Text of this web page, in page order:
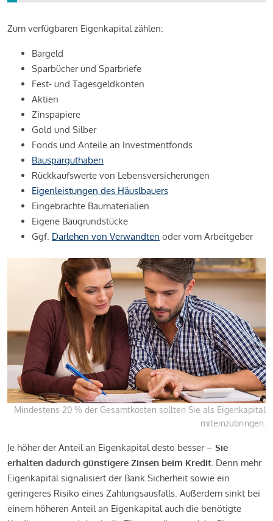
Zum verfügbaren Eigenkapital zählen:
Bargeld
Sparbücher und Sparbriefe
Fest- und Tagesgeldkonten
Aktien
Zinspapiere
Gold und Silber
Fonds und Anteile an Investmentfonds
Bausparguthaben
Rückkaufswerte von Lebensversicherungen
Eigenleistungen des Häuslbauers
Eingebrachte Baumaterialien
Eigene Baugrundstücke
Ggf. Darlehen von Verwandten oder vom Arbeitgeber
Mindestens 20 % der Gesamtkosten sollten Sie als Eigenkapital
miteinzubringen.
Je höher der Anteil an Eigenkapital desto besser – Sie
erhalten dadurch günstigere Zinsen beim Kredit. Denn mehr
Eigenkapital signalisiert der Bank Sicherheit sowie ein
geringeres Risiko eines Zahlungsausfalls. Außerdem sinkt bei
einem höheren Anteil an Eigenkapital auch die benötigte